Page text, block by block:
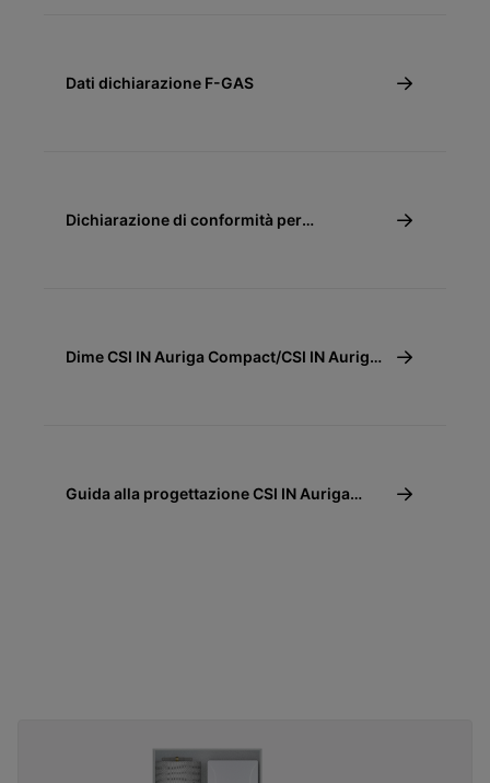
Dati dichiarazione F-GAS
Dichiarazione di conformità per
Dime CSI IN Auriga Compact/CSI IN Auriga
Guida alla progettazione CSI IN Auriga